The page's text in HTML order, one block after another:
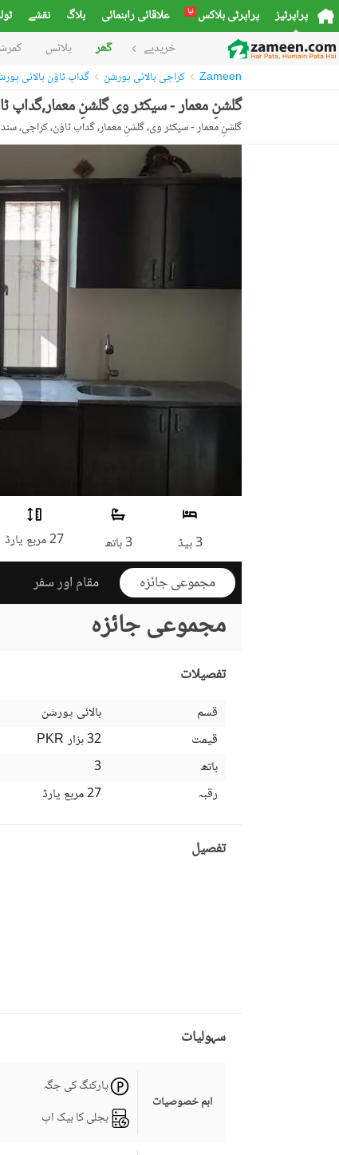
پراپرٹیز پراپرٹی بلاکس نیا علاقائی راہنمائی بلاگ نقشے
خریدیے گھر پلاٹس
Zameen کراچی بالائی پورشن گداپ ٹاؤن بالائی
گلشنِ معمار - سیکٹر وی گلشنِ معمار,گداپ ٹاؤن,کراچی میں 3 کمروں کا 10 مرلہ بالائی پورشن
گلشنِ معمار - سیکٹر وی، گلشنِ معمار، گداپ ٹاؤن، کراچی،
3 بیڈ 3 باتھ 27 مربع یارڈ
مجموعی جائزہ مقام اور سفر
مجموعی جائزہ
تفصیلات
قسم
بالائی پورشن
قیمت
PKR
32 ہزار
باتھ
3
رقبہ
27 مربع یارڈ
تفصیل
سہولیات
اہم خصوصیات
پارکنگ کی جگہ
بجلی کا بیک اپ